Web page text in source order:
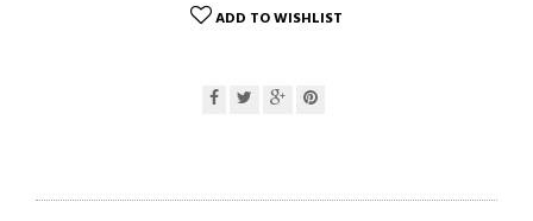
ADD TO WISHLIST